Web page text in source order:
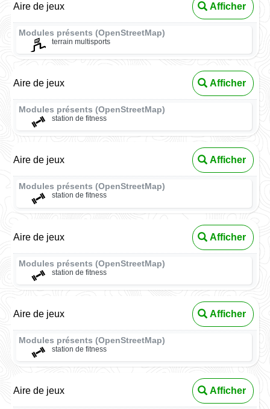
Aire de jeux Afficher
Modules présents (OpenStreetMap)
terrain multisports
Aire de jeux Afficher
Modules présents (OpenStreetMap)
station de fitness
Aire de jeux Afficher
Modules présents (OpenStreetMap)
station de fitness
Aire de jeux Afficher
Modules présents (OpenStreetMap)
station de fitness
Aire de jeux Afficher
Modules présents (OpenStreetMap)
station de fitness
Aire de jeux Afficher